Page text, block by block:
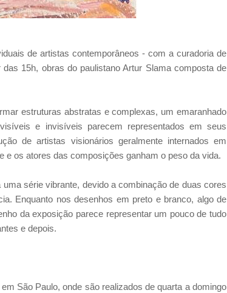
de artistas contemporâneos - com a curadoria de
15h, obras do paulistano Artur Slama composta de
estruturas abstratas e complexas, um emaranhado
e invisíveis parecem representados em seus
de artistas visionários geralmente internados em
e os atores das composições ganham o peso da vida.
série vibrante, devido a combinação de duas cores
Enquanto nos desenhos em preto e branco, algo de
da exposição parece representar um pouco de tudo
e depois.
São Paulo, onde são realizados de quarta a domingo